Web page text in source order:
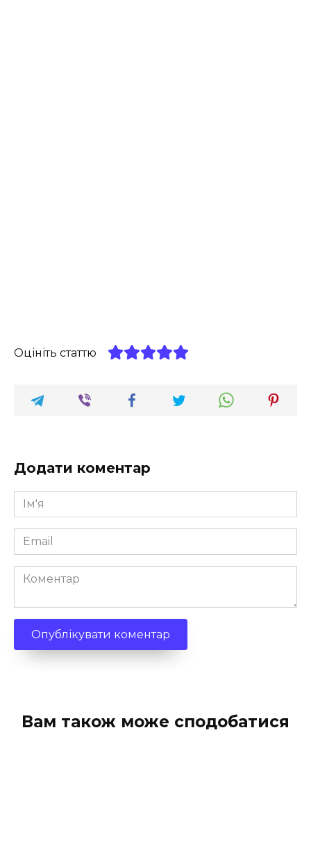
Оцініть статтю
Додати коментар
Ім'я
*
Email
*
Коментар
Вам також може сподобатися